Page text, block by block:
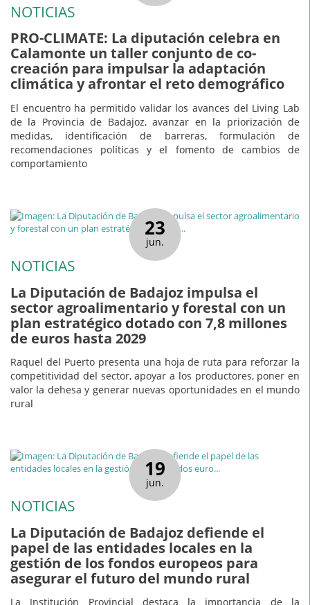
NOTICIAS
PRO-CLIMATE: La diputación celebra en
Calamonte un taller conjunto de co-
creación para impulsar la adaptación
climática y afrontar el reto demográfico
El encuentro ha permitido validar los avances del Living Lab
de la Provincia de Badajoz, avanzar en la priorización de
medidas, identificación de barreras, formulación de
recomendaciones políticas y el fomento de cambios de
comportamiento
23
jun.
NOTICIAS
La Diputación de Badajoz impulsa el
sector agroalimentario y forestal con un
plan estratégico dotado con 7,8 millones
de euros hasta 2029
Raquel del Puerto presenta una hoja de ruta para reforzar la
competitividad del sector, apoyar a los productores, poner en
valor la dehesa y generar nuevas oportunidades en el mundo
rural
19
jun.
NOTICIAS
La Diputación de Badajoz defiende el
papel de las entidades locales en la
gestión de los fondos europeos para
asegurar el futuro del mundo rural
La Institución Provincial destaca la importancia de la